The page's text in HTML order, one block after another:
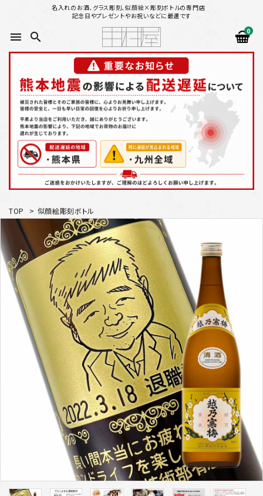
名入れのお酒、グラス彫刻、似顔絵×彫刻ボトルの専門店
記念日やプレゼントやお祝いなどに最適です
menu search 0
search
似顔絵から選ぶ
名入れ（縦書き）から選ぶ
名入れ（横書き）から選ぶ
配送方法
お支払方法
プライバシーポリシー
特定商取引法について
お問い合わせ
TOP > 似顔絵彫刻ボトル